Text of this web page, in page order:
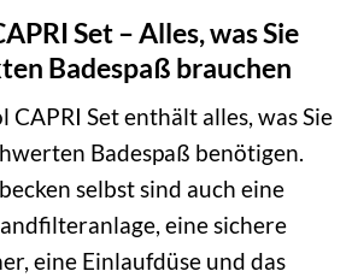
Set – Alles, was Sie
Badespaß brauchen
CAPRI Set enthält alles, was Sie
Badespaß benötigen.
selbst sind auch eine
eine sichere
eine Einlaufdüse und das